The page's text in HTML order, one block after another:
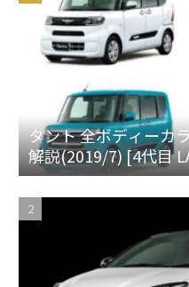
タント 全ボディーカ
解説(2019/7) [4代目